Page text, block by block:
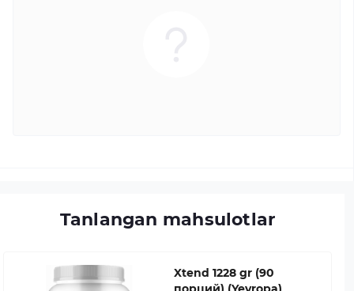
Tanlangan mahsulotlar
Xtend 1228 gr (90